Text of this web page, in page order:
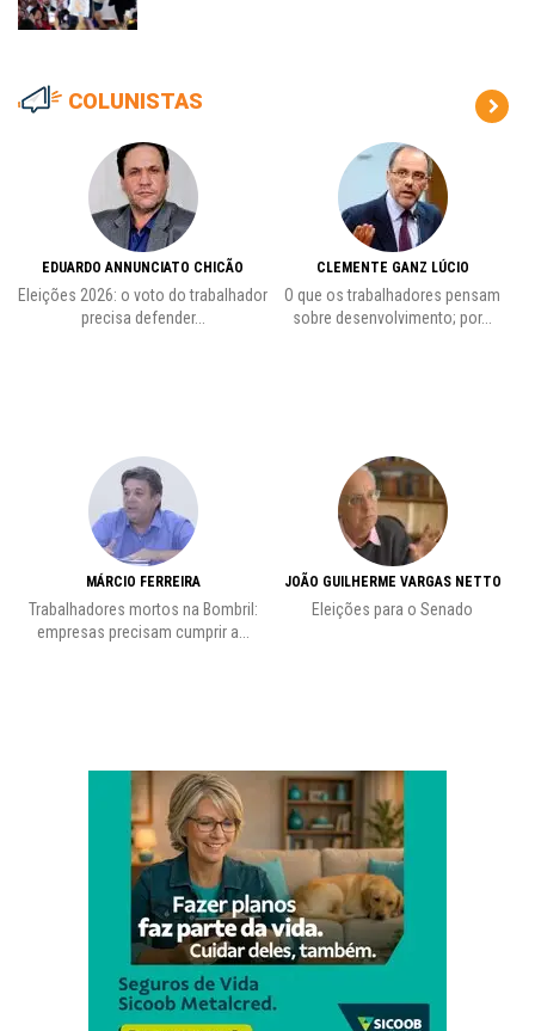
COLUNISTAS
EDUARDO ANNUNCIATO CHICÃO
Eleições 2026: o voto do trabalhador
precisa defender...
MÁRCIO FERREIRA
Trabalhadores mortos na Bombril:
empresas precisam cumprir a...
CLEMENTE GANZ LÚCIO
O que os trabalhadores pensam
sobre desenvolvimento; por...
JOÃO GUILHERME VARGAS NETTO
Eleições para o Senado